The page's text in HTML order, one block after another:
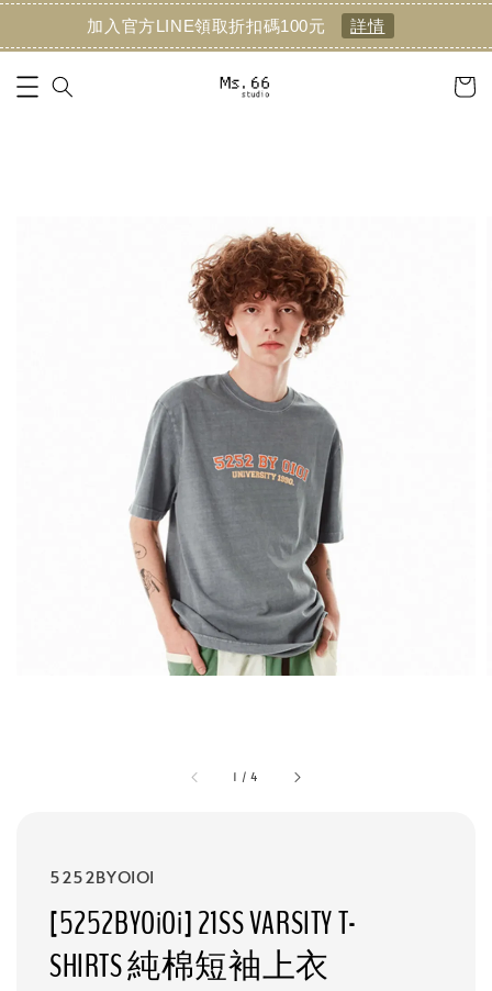
加入官方LINE領取折扣碼100元 詳情
1 /4
5252BYOIOI
[5252BYOiOi] 21SS VARSITY T-
SHIRTS 純棉短袖上衣